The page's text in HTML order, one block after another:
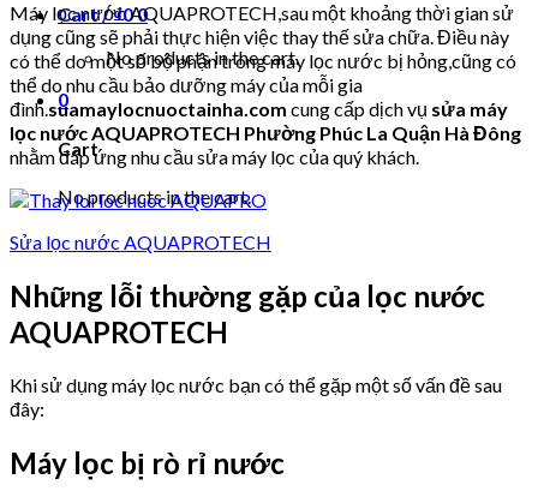
Cart /₫00
No products in the cart.
0
Cart
No products in the cart.
Máy lọc nước AQUAPROTECH,sau một khoảng thời gian sử
dụng cũng sẽ phải thực hiện việc thay thế sửa chữa. Điều này
có thể do một số bộ phận trong máy lọc nước bị hỏng,cũng có
thể do nhu cầu bảo dưỡng máy của mỗi gia
đình.suamaylocnuoctainha.com cung cấp dịch vụ sửa máy
lọc nước AQUAPROTECH Phường Phúc La Quận Hà Đông
nhằm đáp ứng nhu cầu sửa máy lọc của quý khách.
Sửa lọc nước AQUAPROTECH
Những lỗi thường gặp của lọc nước
AQUAPROTECH
Khi sử dụng máy lọc nước bạn có thể gặp một số vấn đề sau
đây:
Máy lọc bị rò rỉ nước